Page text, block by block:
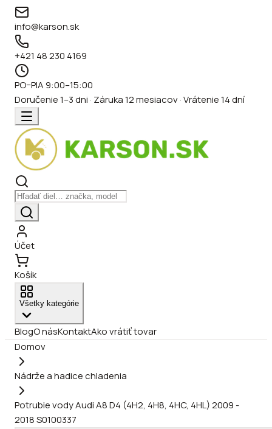
info@karson.sk
+421 48 230 4169
PO–PIA 9:00–15:00
Doručenie 1–3 dni · Záruka 12 mesiacov · Vrátenie 14 dní
Účet
Košík
Všetky kategórie
BlogO násKontaktAko vrátiť tovar
Domov
Nádrže a hadice chladenia
Potrubie vody Audi A8 D4 (4H2, 4H8, 4HC, 4HL) 2009 -
2018 S0100337